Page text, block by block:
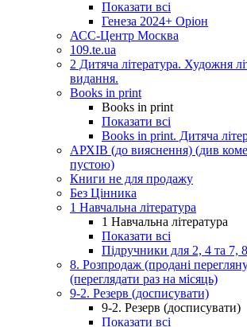
Показати всі
Генеза 2024+ Оріон
АСС-Центр Москва
109.te.ua
2 Дитяча література. Художня
видання.
Books in print
Books in print
Показати всі
Books in print. Дитяча
АРХІВ (до вияснення) (див
пустою)
Книги не для продажу
Без Цінника
1 Навчальна література
1 Навчальна література
Показати всі
Підручники для 2, 4 та 7, 8
8. Розпродаж (продані
(переглядати раз на місяць)
9-2. Резерв (досписувати)
9-2. Резерв (досписувати)
Показати всі